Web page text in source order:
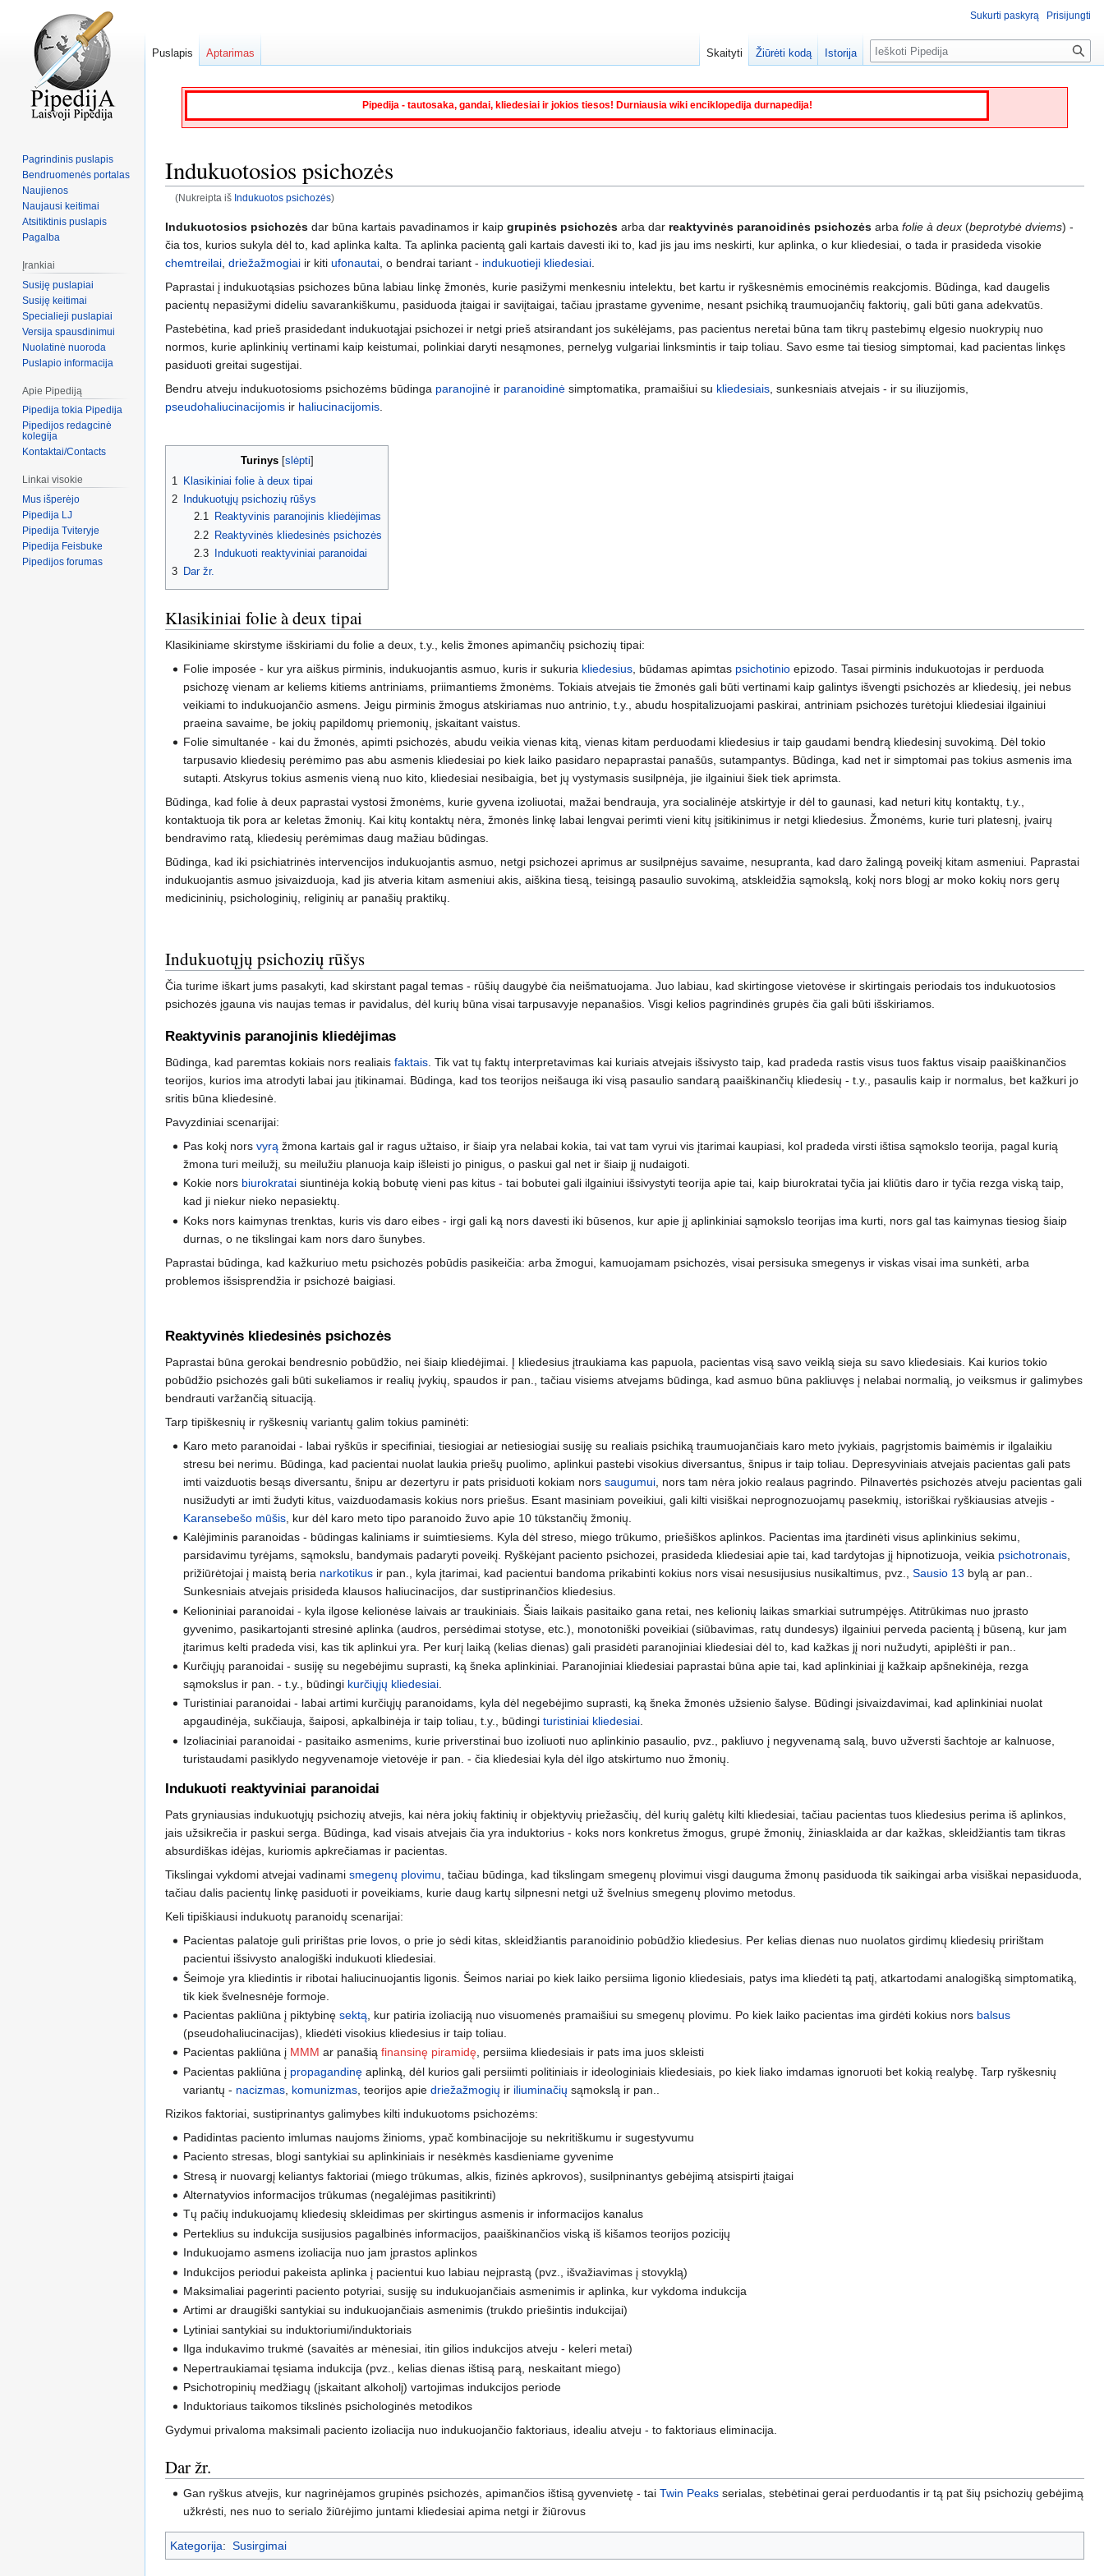
Pipedija - tautosaka, gandai, kliedesiai ir jokios tiesos! Durniausia wiki enciklopedija durnapedija!
Indukuotosios psichozės
(Nukreipta iš Indukuotos psichozės)
Jump
to
navigation
Jump
to
search
Indukuotosios psichozės dar būna kartais pavadinamos ir kaip grupinės psichozės arba dar reaktyvinės paranoidinės psichozės arba folie à deux (beprotybė dviems) -
čia tos, kurios sukyla dėl to, kad aplinka kalta. Ta aplinka pacientą gali kartais davesti iki to, kad jis jau ims neskirti, kur aplinka, o kur kliedesiai, o tada ir prasideda visokie
chemtreilai driežažmogiai ir kiti ufonautai , o bendrai tariant - indukuotieji kliedesiai
Paprastai į indukuotąsias psichozes būna labiau linkę žmonės, kurie pasižymi menkesniu intelektu, bet kartu ir ryškesnėmis emocinėmis reakcjomis. Būdinga, kad daugelis
pacientų nepasižymi dideliu savarankiškumu, pasiduoda įtaigai ir saviįtaigai, tačiau įprastame gyvenime, nesant psichiką traumuojančių faktorių, gali būti gana adekvatūs.
Pastebėtina, kad prieš prasidedant indukuotąjai psichozei ir netgi prieš atsirandant jos sukėlėjams, pas pacientus neretai būna tam tikrų pastebimų elgesio nuokrypių nuo
normos, kurie aplinkinių vertinami kaip keistumai, polinkiai daryti nesąmones, pernelyg vulgariai linksmintis ir taip toliau. Savo esme tai tiesiog simptomai, kad pacientas linkęs
pasiduoti greitai sugestijai.
Bendru atveju indukuotosioms psichozėms būdinga paranojinė ir paranoidinė simptomatika, pramaišiui su kliedesiais , sunkesniais atvejais - ir su iliuzijomis,
pseudohaliucinacijomis ir haliucinacijomis
Turinys
1
Klasikiniai folie à deux tipai
2
Indukuotųjų psichozių rūšys
2.1
Reaktyvinis paranojinis kliedėjimas
2.2 Reaktyvinės kliedesinės psichozės
2.3
Indukuoti reaktyviniai paranoidai
3 Dar žr.
Klasikiniai folie à deux tipai
Klasikiniame skirstyme išskiriami du folie a deux, t.y., kelis žmones apimančių psichozių tipai:
Folie imposée - kur yra aiškus pirminis, indukuojantis asmuo, kuris ir sukuria kliedesius , būdamas apimtas psichotinio epizodo. Tasai pirminis indukuotojas ir perduoda
psichozę vienam ar keliems kitiems antriniams, priimantiems žmonėms. Tokiais atvejais tie žmonės gali būti vertinami kaip galintys išvengti psichozės ar kliedesių, jei nebus
veikiami to indukuojančio asmens. Jeigu pirminis žmogus atskiriamas nuo antrinio, t.y., abudu hospitalizuojami paskirai, antriniam psichozės turėtojui kliedesiai ilgainiui
praeina savaime, be jokių papildomų priemonių, įskaitant vaistus.
Folie simultanée - kai du žmonės, apimti psichozės, abudu veikia vienas kitą, vienas kitam perduodami kliedesius ir taip gaudami bendrą kliedesinį suvokimą. Dėl tokio
tarpusavio kliedesių perėmimo pas abu asmenis kliedesiai po kiek laiko pasidaro nepaprastai panašūs, sutampantys. Būdinga, kad net ir simptomai pas tokius asmenis ima
sutapti. Atskyrus tokius asmenis vieną nuo kito, kliedesiai nesibaigia, bet jų vystymasis susilpnėja, jie ilgainiui šiek tiek aprimsta.
Būdinga, kad folie à deux paprastai vystosi žmonėms, kurie gyvena izoliuotai, mažai bendrauja, yra socialinėje atskirtyje ir dėl to gaunasi, kad neturi kitų kontaktų, t.y.,
kontaktuoja tik pora ar keletas žmonių. Kai kitų kontaktų nėra, žmonės linkę labai lengvai perimti vieni kitų įsitikinimus ir netgi kliedesius. Žmonėms, kurie turi platesnį, įvairų
bendravimo ratą, kliedesių perėmimas daug mažiau būdingas.
Būdinga, kad iki psichiatrinės intervencijos indukuojantis asmuo, netgi psichozei aprimus ar susilpnėjus savaime, nesupranta, kad daro žalingą poveikį kitam asmeniui. Paprastai
indukuojantis asmuo įsivaizduoja, kad jis atveria kitam asmeniui akis, aiškina tiesą, teisingą pasaulio suvokimą, atskleidžia sąmokslą, kokį nors blogį ar moko kokių nors gerų
medicininių, psichologinių, religinių ar panašių praktikų.
Indukuotųjų psichozių rūšys
Čia turime iškart jums pasakyti, kad skirstant pagal temas - rūšių daugybė čia neišmatuojama. Juo labiau, kad skirtingose vietovėse ir skirtingais periodais tos indukuotosios
psichozės įgauna vis naujas temas ir pavidalus, dėl kurių būna visai tarpusavyje nepanašios. Visgi kelios pagrindinės grupės čia gali būti išskiriamos.
Reaktyvinis paranojinis kliedėjimas
Būdinga, kad paremtas kokiais nors realiais faktais . Tik vat tų faktų interpretavimas kai kuriais atvejais išsivysto taip, kad pradeda rastis visus tuos faktus visaip paaiškinančios
teorijos, kurios ima atrodyti labai jau įtikinamai. Būdinga, kad tos teorijos neišauga iki visą pasaulio sandarą paaiškinančių kliedesių - t.y., pasaulis kaip ir normalus, bet kažkuri jo
sritis būna kliedesinė.
Pavyzdiniai scenarijai:
Pas kokį norsvyrą žmona kartais gal ir ragus užtaiso, ir šiaip yra nelabai kokia, tai vat tam vyrui vis įtarimai kaupiasi, kol pradeda virsti ištisa sąmokslo teorija, pagal kurią
žmona turi meilužį, su meilužiu planuoja kaip išleisti jo pinigus, o paskui gal net ir šiaip jį nudaigoti.
Kokie nors biurokratai siuntinėja kokią bobutę vieni pas kitus - tai bobutei gali ilgainiui išsivystyti teorija apie tai, kaip biurokratai tyčia jai kliūtis daro ir tyčia rezga viską taip,
kad ji niekur nieko nepasiektų.
Koks nors kaimynas trenktas, kuris vis daro eibes - irgi gali ką nors davesti iki būsenos, kur apie jį aplinkiniai sąmokslo teorijas ima kurti, nors gal tas kaimynas tiesiog šiaip
durnas, o ne tikslingai kam nors daro šunybes.
Paprastai būdinga, kad kažkuriuo metu psichozės pobūdis pasikeičia: arba žmogui, kamuojamam psichozės, visai persisuka smegenys ir viskas visai ima sunkėti, arba
problemos išsisprendžia ir psichozė baigiasi.
Reaktyvinės kliedesinės psichozės
Paprastai būna gerokai bendresnio pobūdžio, nei šiaip kliedėjimai. Į kliedesius įtraukiama kas papuola, pacientas visą savo veiklą sieja su savo kliedesiais. Kai kurios tokio
pobūdžio psichozės gali būti sukeliamos ir realių įvykių, spaudos ir pan., tačiau visiems atvejams būdinga, kad asmuo būna pakliuvęs į nelabai normalią, jo veiksmus ir galimybes
bendrauti varžančią situaciją.
Tarp tipiškesnių ir ryškesnių variantų galim tokius paminėti:
Karo meto paranoidai - labai ryškūs ir specifiniai, tiesiogiai ar netiesiogiai susiję su realiais psichiką traumuojančiais karo meto įvykiais, pagrįstomis baimėmis ir ilgalaikiu
stresu bei nerimu. Būdinga, kad pacientai nuolat laukia priešų puolimo, aplinkui pastebi visokius diversantus, šnipus ir taip toliau. Depresyviniais atvejais pacientas gali pats
imti vaizduotis besąs diversantu, šnipu ar dezertyru ir pats prisiduoti kokiam norssaugumui , nors tam nėra jokio realaus pagrindo. Pilnavertės psichozės atveju pacientas gali
nusižudyti ar imti žudyti kitus, vaizduodamasis kokius nors priešus. Esant masiniam poveikiui, gali kilti visiškai neprognozuojamų pasekmių, istoriškai ryškiausias atvejis -
Karansebešo mūšis , kur dėl karo meto tipo paranoido žuvo apie 10 tūkstančių žmonių.
Kalėjiminis paranoidas - būdingas kaliniams ir suimtiesiems. Kyla dėl streso, miego trūkumo, priešiškos aplinkos. Pacientas ima įtardinėti visus aplinkinius sekimu,
parsidavimu tyrėjams, sąmokslu, bandymais padaryti poveikį. Ryškėjant paciento psichozei, prasideda kliedesiai apie tai, kad tardytojas jį hipnotizuoja, veikia psichotronais,
prižiūrėtojai į maistą beria narkotikus ir pan., kyla įtarimai, kad pacientui bandoma prikabinti kokius nors visai nesusijusius nusikaltimus, pvz.,Sausio 13 bylą ar pan..
Sunkesniais atvejais prisideda klausos haliucinacijos, dar sustiprinančios kliedesius.
Kelioniniai paranoidai - kyla ilgose kelionėse laivais ar traukiniais. Šiais laikais pasitaiko gana retai, nes kelionių laikas smarkiai sutrumpėjęs. Atitrūkimas nuo įprasto
gyvenimo, pasikartojanti stresinė aplinka (audros, persėdimai stotyse, etc.), monotoniški poveikiai (siūbavimas, ratų dundesys) ilgainiui perveda pacientą į būseną, kur jam
įtarimus kelti pradeda visi, kas tik aplinkui yra. Per kurį laiką (kelias dienas) gali prasidėti paranojiniai kliedesiai dėl to, kad kažkas jį nori nužudyti, apiplėšti ir pan..
Kurčiųjų paranoidai - susiję su negebėjimu suprasti, ką šneka aplinkiniai. Paranojiniai kliedesiai paprastai būna apie tai, kad aplinkiniai jį kažkaip apšnekinėja, rezga
sąmokslus ir pan. - t.y., būdingi kurčiųjų kliedesiai
Turistiniai paranoidai - labai artimi kurčiųjų paranoidams, kyla dėl negebėjimo suprasti, ką šneka žmonės užsienio šalyse. Būdingi įsivaizdavimai, kad aplinkiniai nuolat
apgaudinėja, sukčiauja, šaiposi, apkalbinėja ir taip toliau, t.y., būdingituristiniai kliedesiai.
Izoliaciniai paranoidai - pasitaiko asmenims, kurie priverstinai buo izoliuoti nuo aplinkinio pasaulio, pvz., pakliuvo į negyvenamą salą, buvo užversti šachtoje ar kalnuose,
turistaudami pasiklydo negyvenamoje vietovėje ir pan. - čia kliedesiai kyla dėl ilgo atskirtumo nuo žmonių.
Indukuoti reaktyviniai paranoidai
Pats gryniausias indukuotųjų psichozių atvejis, kai nėra jokių faktinių ir objektyvių priežasčių, dėl kurių galėtų kilti kliedesiai, tačiau pacientas tuos kliedesius perima iš aplinkos,
jais užsikrečia ir paskui serga. Būdinga, kad visais atvejais čia yra induktorius - koks nors konkretus žmogus, grupė žmonių, žiniasklaida ar dar kažkas, skleidžiantis tam tikras
absurdiškas idėjas, kuriomis apkrečiamas ir pacientas.
Tikslingai vykdomi atvejai vadinami smegenų plovimu, tačiau būdinga, kad tikslingam smegenų plovimui visgi dauguma žmonų pasiduoda tik saikingai arba visiškai nepasiduoda,
tačiau dalis pacientų linkę pasiduoti ir poveikiams, kurie daug kartų silpnesni netgi už švelnius smegenų plovimo metodus.
Keli tipiškiausi indukuotų paranoidų scenarijai:
Pacientas palatoje guli pririštas prie lovos, o prie jo sėdi kitas, skleidžiantis paranoidinio pobūdžio kliedesius. Per kelias dienas nuo nuolatos girdimų kliedesių pririštam
pacientui išsivysto analogiški indukuoti kliedesiai.
Šeimoje yra kliedintis ir ribotai haliucinuojantis ligonis. Šeimos nariai po kiek laiko persiima ligonio kliedesiais, patys ima kliedėti tą patį, atkartodami analogišką simptomatiką,
tik kiek švelnesnėje formoje.
Pacientas pakliūna į piktybinęsektą , kur patiria izoliaciją nuo visuomenės pramaišiui su smegenų plovimu. Po kiek laiko pacientas ima girdėti kokius nors balsus
(pseudohaliucinacijas), kliedėti visokius kliedesius ir taip toliau.
Pacientas pakliūna į MMM ar panašiąfinansinę piramidę, persiima kliedesiais ir pats ima juos skleisti
Pacientas pakliūna į propagandinę aplinką, dėl kurios gali persiimti politiniais ir ideologiniais kliedesiais, po kiek liako imdamas ignoruoti bet kokią realybę. Tarp ryškesnių
variantų - nacizmas komunizmas , teorijos apiedriežažmogių ir iliuminačių sąmokslą ir pan..
Rizikos faktoriai, sustiprinantys galimybes kilti indukuotoms psichozėms:
Padidintas paciento imlumas naujoms žinioms, ypač kombinacijoje su nekritiškumu ir sugestyvumu
Paciento stresas, blogi santykiai su aplinkiniais ir nesėkmės kasdieniame gyvenime
Stresą ir nuovargį keliantys faktoriai (miego trūkumas, alkis, fizinės apkrovos), susilpninantys gebėjimą atsispirti įtaigai
Alternatyvios informacijos trūkumas (negalėjimas pasitikrinti)
Tų pačių indukuojamų kliedesių skleidimas per skirtingus asmenis ir informacijos kanalus
Perteklius su indukcija susijusios pagalbinės informacijos, paaiškinančios viską iš kišamos teorijos pozicijų
Indukuojamo asmens izoliacija nuo jam įprastos aplinkos
Indukcijos periodui pakeista aplinka į pacientui kuo labiau neįprastą (pvz., išvažiavimas į stovyklą)
Maksimaliai pagerinti paciento potyriai, susiję su indukuojančiais asmenimis ir aplinka, kur vykdoma indukcija
Artimi ar draugiški santykiai su indukuojančiais asmenimis (trukdo priešintis indukcijai)
Lytiniai santykiai su induktoriumi/induktoriais
Ilga indukavimo trukmė (savaitės ar mėnesiai, itin gilios indukcijos atveju - keleri metai)
Nepertraukiamai tęsiama indukcija (pvz., kelias dienas ištisą parą, neskaitant miego)
Psichotropinių medžiagų (įskaitant alkoholį) vartojimas indukcijos periode
Induktoriaus taikomos tikslinės psichologinės metodikos
Gydymui privaloma maksimali paciento izoliacija nuo indukuojančio faktoriaus, idealiu atveju - to faktoriaus eliminacija.
Dar žr.
Gan ryškus atvejis, kur nagrinėjamos grupinės psichozės, apimančios ištisą gyvenvietę - taiTwin Peaks serialas, stebėtinai gerai perduodantis ir tą pat šių psichozių gebėjimą
užkrėsti, nes nuo to serialo žiūrėjimo juntami kliedesiai apima netgi ir žiūrovus
Kategorija: Susirgimai
Sukurti paskyrą Prisijungti
Puslapis Aptarimas Skaityti Žiūrėti kodą Istorija Paieška
Pagrindinis puslapis
Bendruomenės portalas
Naujienos
Naujausi keitimai
Atsitiktinis puslapis
Pagalba
Įrankiai
Susiję puslapiai
Susiję keitimai
Specialieji puslapiai
Versija spausdinimui
Nuolatinė nuoroda
Puslapio informacija
Apie Pipediją
Pipedija tokia Pipedija
Pipedijos redagcinė
kolegija
Kontaktai/Contacts
Linkai visokie
Mus išperėjo
Pipedija LJ
Pipedija Tviteryje
Pipedija Feisbuke
Pipedijos forumas